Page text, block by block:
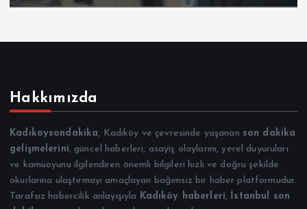
Hakkımızda
Kadıkoysondakika, Kadıköy ve çevresinde yaşanan son dakika
gelişmelerini, güncel haberleri, asayiş olaylarını, yerel duyuruları
ve kamuoyunu ilgilendiren önemli bilgileri hızlı ve doğru şekilde
okurlarına ulaştırmayı amaçlayan bağımsız bir haber platformudur.
Tarafsız habercilik anlayışıyla Kadıköy haberleri,
İstanbul son